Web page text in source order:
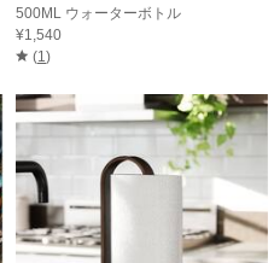
500ML ウォーターボトル
¥1,540
(1 )